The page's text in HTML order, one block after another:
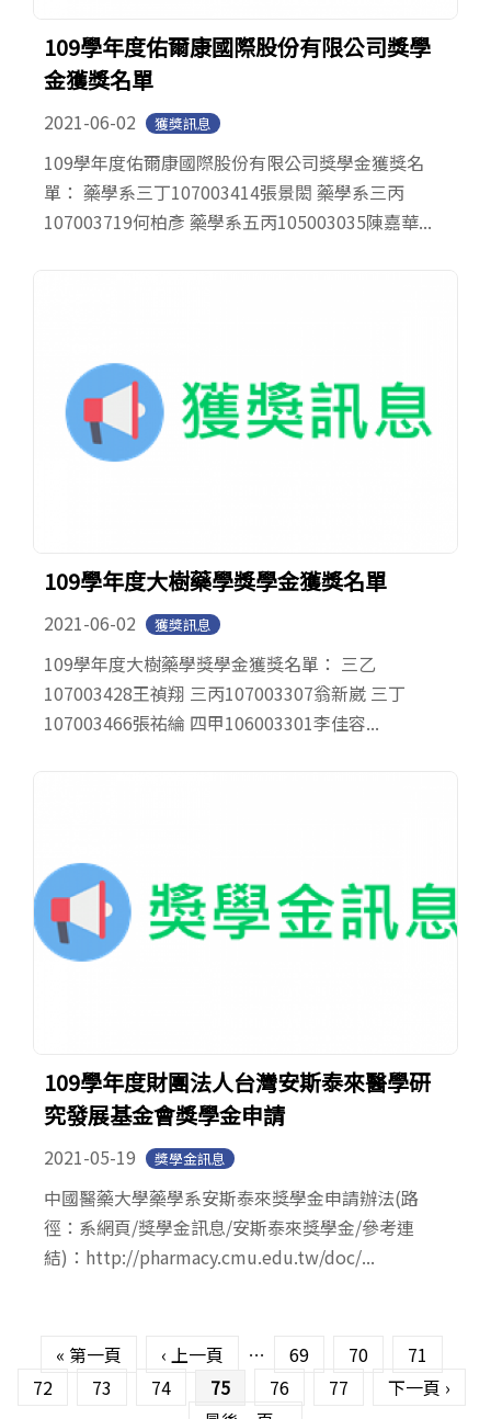
109學年度佑爾康國際股份有限公司獎學
金獲獎名單
2021-06-02 獲獎訊息
109學年度佑爾康國際股份有限公司獎學金獲獎名
單： 藥學系三丁107003414張景閎 藥學系三丙
107003719何柏彥 藥學系五丙105003035陳嘉華...
109學年度大樹藥學獎學金獲獎名單
2021-06-02 獲獎訊息
109學年度大樹藥學獎學金獲獎名單： 三乙
107003428王禎翔 三丙107003307翁新崴 三丁
107003466張祐綸 四甲106003301李佳容...
109學年度財團法人台灣安斯泰來醫學研
究發展基金會獎學金申請
2021-05-19 獎學金訊息
中國醫藥大學藥學系安斯泰來獎學金申請辦法(路
徑：系網頁/獎學金訊息/安斯泰來獎學金/參考連
結)：http://pharmacy.cmu.edu.tw/doc/...
« 第一頁 ‹ 上一頁 … 69 70
71
72
73 74 75 76 77
下一頁 ›